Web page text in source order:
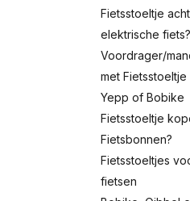
Fietsstoeltje
elektrische fiets?
Voordrager/
met Fietsstoeltje
Yepp of Bobike
Fietsstoeltje
Fietsbonnen?
Fietsstoeltjes
fietsen